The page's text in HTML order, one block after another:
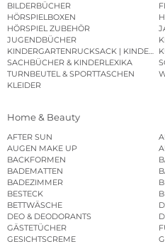
BILDERBÜCHER
HÖRSPIELBOXEN
HÖRSPIEL ZUBEHÖR
JUGENDBÜCHER
SACHBÜCHER & KINDERLEXIKA
TURNBEUTEL & SPORTTASCHEN
KLEIDER
Home & Beauty
AFTER SUN
AUGEN MAKE UP
BACKFORMEN
BADEMATTEN
BADEZIMMER
BESTECK
BETTWÄSCHE
DEO & DEODORANTS
GÄSTETÜCHER
GESICHTSCREME